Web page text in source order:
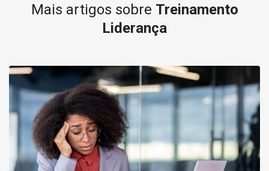
Mais artigos sobre Treinamento
Liderança